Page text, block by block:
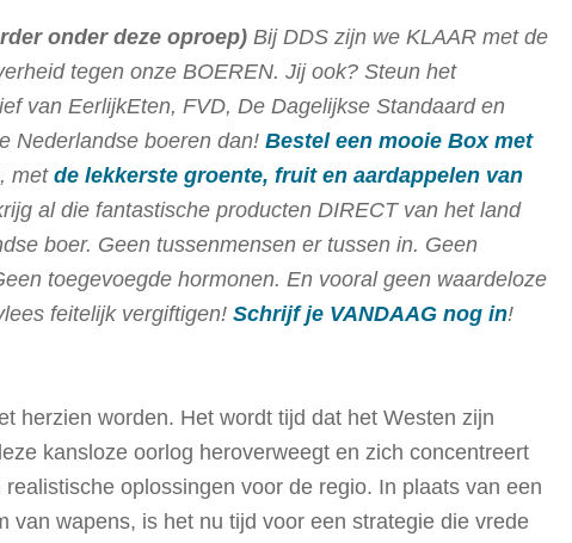
onder deze oproep) Bij DDS zijn we KLAAR met de
tegen onze BOEREN. Jij ook? Steun het
van EerlijkEten, FVD, De Dagelijkse Standaard en
Nederlandse boeren dan! Bestel een mooie Box met
, met de lekkerste groente, fruit en aardappelen van
al die fantastische producten DIRECT van het land
boer. Geen tussenmensen er tussen in. Geen
toegevoegde hormonen. En vooral geen waardeloze
feitelijk vergiftigen! Schrijf je VANDAAG nog in!
herzien worden. Het wordt tijd dat het Westen zijn
kansloze oorlog heroverweegt en zich concentreert
oplossingen voor de regio. In plaats van een
van wapens, is het nu tijd voor een strategie die vrede